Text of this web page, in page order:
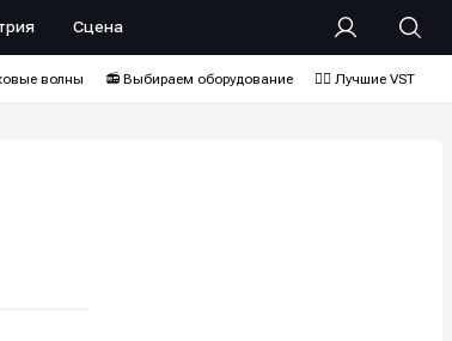
Сцена
волны 📻 Выбираем оборудование ❤️‍🔥 Лучшие VST